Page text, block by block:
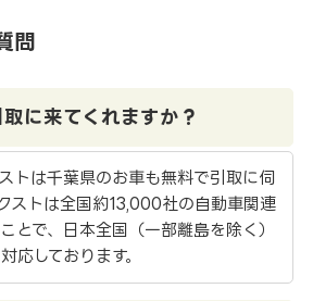
問
に来てくれますか？
トは千葉県のお車も無料で引取に伺
ストは全国約13,000社の自動車関連
とで、日本全国（一部離島を除く）
応しております。